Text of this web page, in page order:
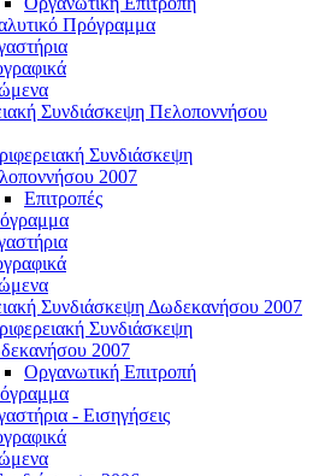
Πρόγραμμα
Συνδιάσκεψη Πελοποννήσου
Συνδιάσκεψη
2007
Επιτροπές
Συνδιάσκεψη Δωδεκανήσου 2007
Συνδιάσκεψη
2007
Οργανωτική Επιτροπή
- Εισηγήσεις